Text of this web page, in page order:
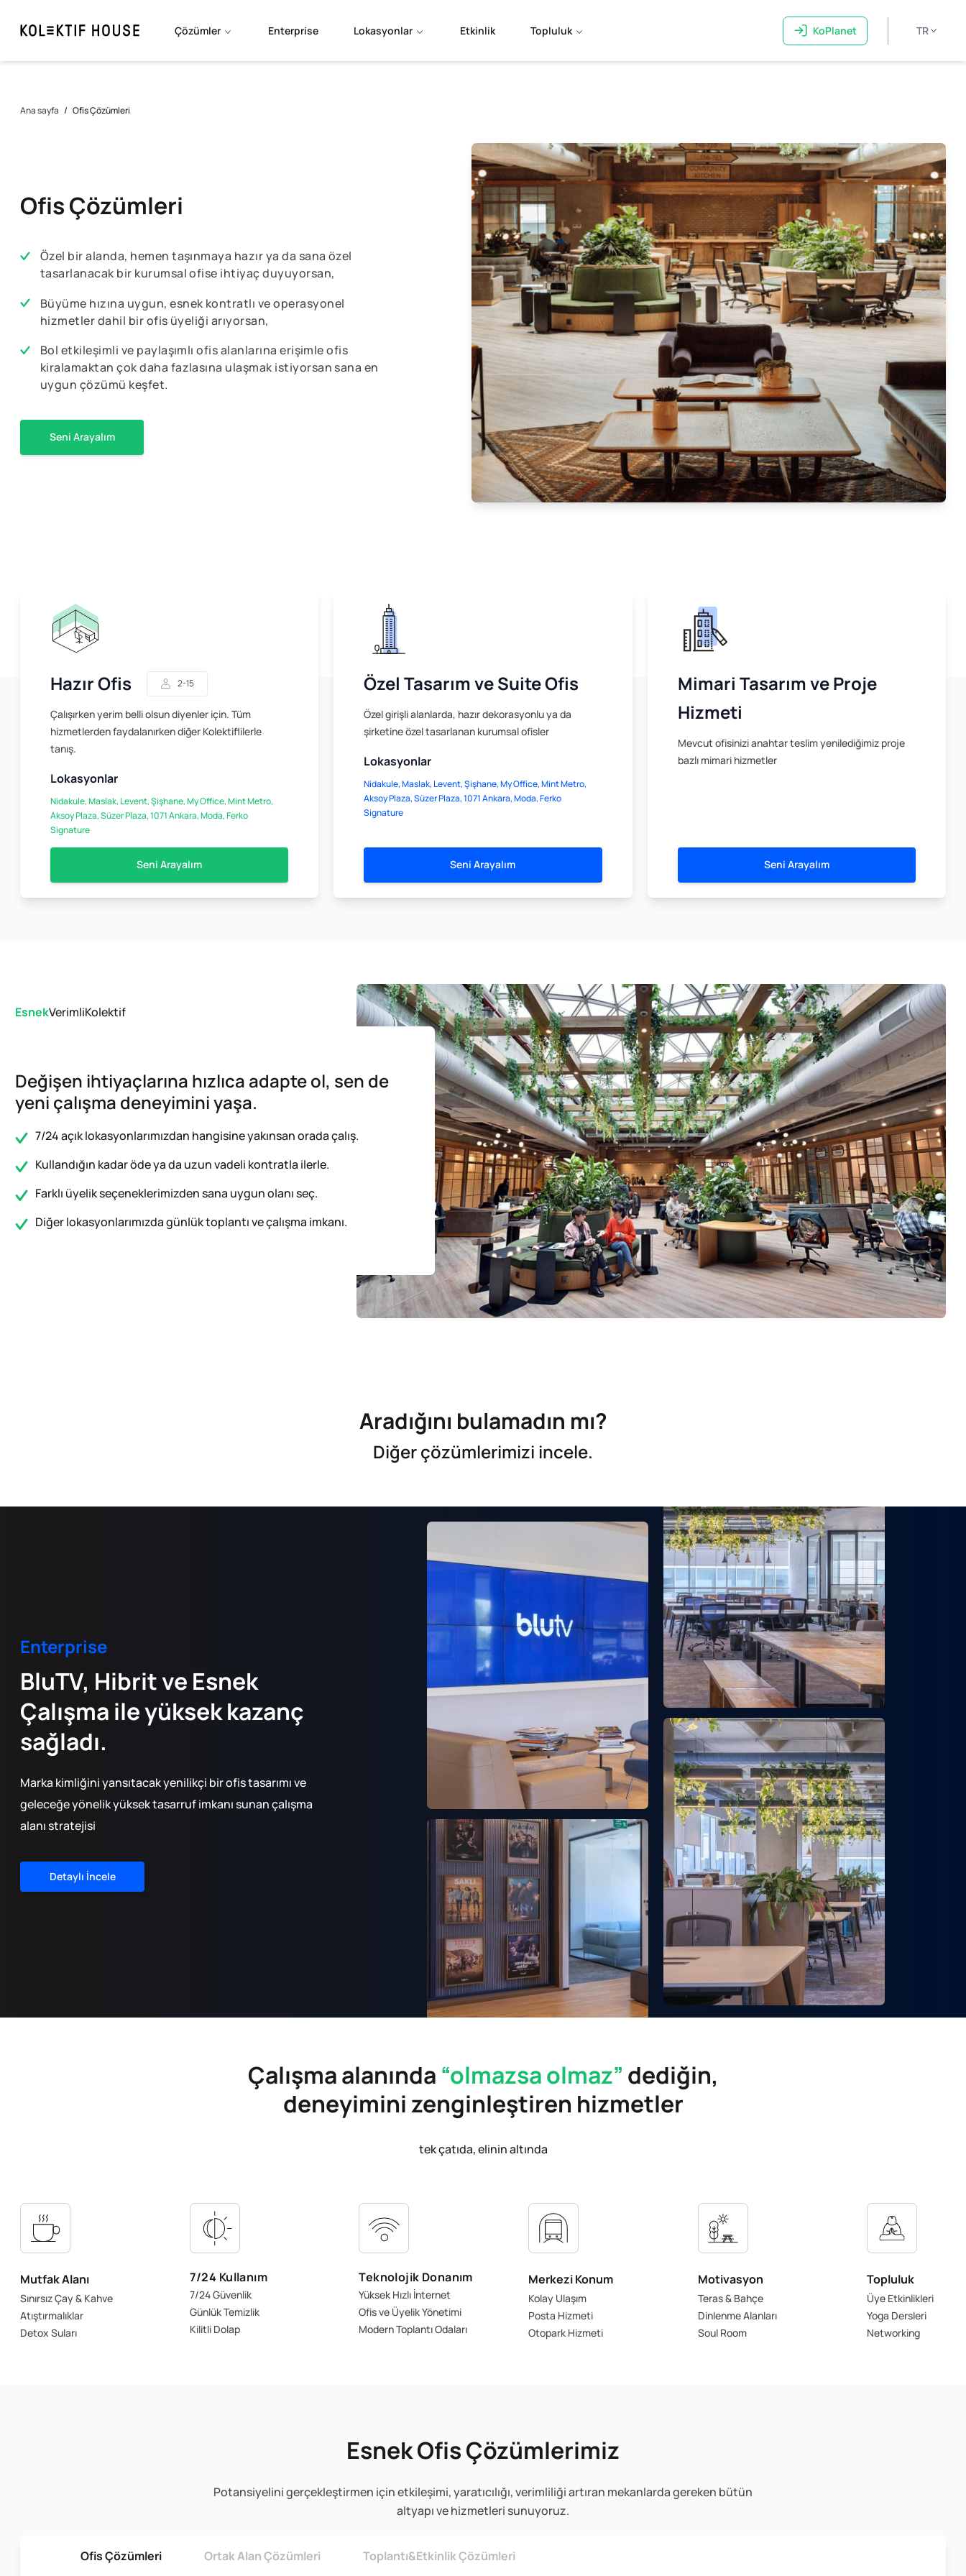
Çözümler Enterprise Lokasyonlar Etkinlik Topluluk KoPlanet TR
Ana sayfa / Ofis Çözümleri
Ofis Çözümleri
Özel bir alanda, hemen taşınmaya hazır ya da sana özel
tasarlanacak bir kurumsal ofise ihtiyaç duyuyorsan,
Büyüme hızına uygun, esnek kontratlı ve operasyonel
hizmetler dahil bir ofis üyeliği arıyorsan,
Bol etkileşimli ve paylaşımlı ofis alanlarına erişimle ofis
kiralamaktan çok daha fazlasına ulaşmak istiyorsan sana en
uygun çözümü keşfet.
Seni Arayalım
Hazır Ofis 2-15
Çalışırken yerim belli olsun diyenler için. Tüm
hizmetlerden faydalanırken diğer Kolektiflilerle
tanış.
Lokasyonlar
Nidakule, Maslak, Levent, Şişhane, My Office, Mint Metro,
Aksoy Plaza, Süzer Plaza, 1071 Ankara, Moda, Ferko
Signature
Seni Arayalım
Özel Tasarım ve Suite Ofis
Özel girişli alanlarda, hazır dekorasyonlu ya da
şirketine özel tasarlanan kurumsal ofisler
Lokasyonlar
Nidakule, Maslak, Levent, Şişhane, My Office, Mint Metro,
Aksoy Plaza, Süzer Plaza, 1071 Ankara, Moda, Ferko
Signature
Seni Arayalım
Mimari Tasarım ve Proje
Hizmeti
Mevcut ofisinizi anahtar teslim yenilediğimiz proje
bazlı mimari hizmetler
Seni Arayalım
EsnekVerimliKolektif
Değişen ihtiyaçlarına hızlıca adapte ol, sen de
yeni çalışma deneyimini yaşa.
7/24 açık lokasyonlarımızdan hangisine yakınsan orada çalış.
Kullandığın kadar öde ya da uzun vadeli kontratla ilerle.
Farklı üyelik seçeneklerimizden sana uygun olanı seç.
Diğer lokasyonlarımızda günlük toplantı ve çalışma imkanı.
Aradığını bulamadın mı?
Diğer çözümlerimizi incele.
Enterprise
BluTV, Hibrit ve Esnek
Çalışma ile yüksek kazanç
sağladı.
Marka kimliğini yansıtacak yenilikçi bir ofis tasarımı ve
geleceğe yönelik yüksek tasarruf imkanı sunan çalışma
alanı stratejisi
Detaylı İncele
Çalışma alanında “olmazsa olmaz” dediğin,
deneyimini zenginleştiren hizmetler
tek çatıda, elinin altında
Mutfak Alanı
Sınırsız Çay & Kahve
Atıştırmalıklar
Detox Suları
7/24 Kullanım
7/24 Güvenlik
Günlük Temizlik
Kilitli Dolap
Teknolojik Donanım
Yüksek Hızlı İnternet
Ofis ve Üyelik Yönetimi
Modern Toplantı Odaları
Merkezi Konum
Kolay Ulaşım
Posta Hizmeti
Otopark Hizmeti
Motivasyon
Teras & Bahçe
Dinlenme Alanları
Soul Room
Topluluk
Üye Etkinlikleri
Yoga Dersleri
Networking
Esnek Ofis Çözümlerimiz
Potansiyelini gerçekleştirmen için etkileşimi, yaratıcılığı, verimliliği artıran mekanlarda gereken bütün
altyapı ve hizmetleri sunuyoruz.
Ofis Çözümleri Ortak Alan Çözümleri Toplantı&Etkinlik Çözümleri